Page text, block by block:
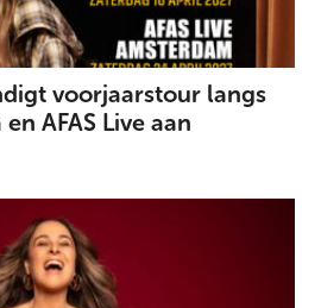
voorjaarstour langs
AFAS Live aan